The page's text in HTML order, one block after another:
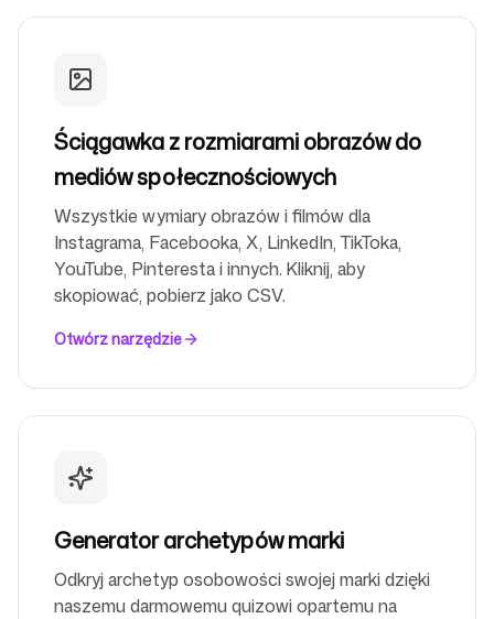
Kontakt
Zaloguj się Zarejestruj się
Obserwuj nas
Ściągawka z rozmiarami obrazów do
mediów społecznościowych
Wszystkie wymiary obrazów i filmów dla
Instagrama, Facebooka, X, LinkedIn, TikToka,
YouTube, Pinteresta i innych. Kliknij, aby
skopiować, pobierz jako CSV.
Otwórz narzędzie
Generator archetypów marki
Odkryj archetyp osobowości swojej marki dzięki
naszemu darmowemu quizowi opartemu na